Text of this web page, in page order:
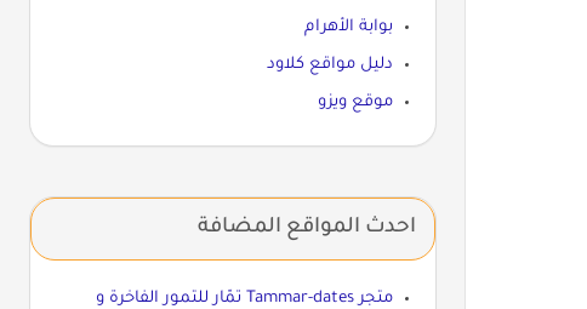
بوابة الأهرام
دليل مواقع كلاود
موقع ويزو
احدث المواقع المضافة
متجر Tammar-dates تمّار للتمور الفاخرة و